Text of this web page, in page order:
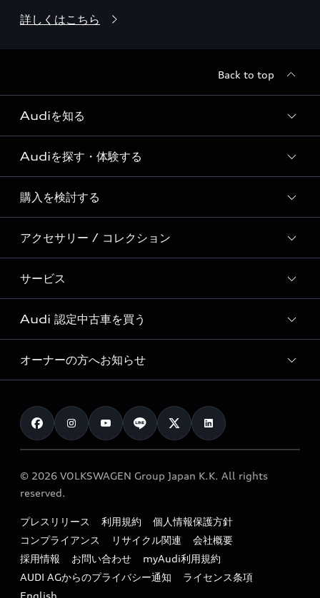
詳しくはこちら
Back to top
Audiを知る
Audi ブランド
Story of Progress
Audi Sport
Formula 1®
デジタルサービス
Audiを探す・体験する
ディーラー検索
新車在庫検索
試乗車・展示車検索
見積り依頼
試乗予約
購入を検討する
モデル一覧
特別仕様モデル / 限定モデル
e-tronラインアップ
価格シミュレーション
車両比較
カタログ一覧
アクセサリー / コレクション
純正アクセサリー
オンラインショップ
Audi collection
アウディナビアプリ
サービス
サービス入庫予約
サービスプログラム
メンテナンス
車検 / 定期点検
e-tronアフターサポート
myAudi
Audi 認定中古車を買う
Audi認定中古車
クオリティ
保証
メンテナンス
ファイナンス
キャンペーン / イベント
買取査定
オーナーの方へお知らせ
お知らせ
オーナー様向けキャンペーン
特定整備適用車一覧
リサイクル法
よくある質問（FAQ）
© 2026 VOLKSWAGEN Group Japan K.K. All rights
reserved.
プレスリリース 利用規約
個人情報保護方針
コンプライアンス
リサイクル関連
会社概要
採用情報
お問い合わせ
myAudi利用規約
AUDI AGからのプライバシー通知
ライセンス条項
English